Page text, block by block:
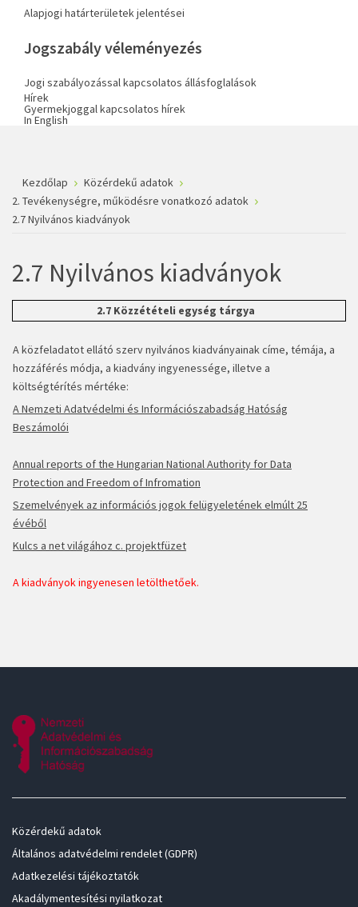
Alapjogi határterületek jelentései
Jogszabály véleményezés
Jogi szabályozással kapcsolatos állásfoglalások
Hírek
Gyermekjoggal kapcsolatos hírek
In English
Kezdőlap
Közérdekű adatok
2. Tevékenységre, működésre vonatkozó adatok
2.7 Nyilvános kiadványok
2.7 Nyilvános kiadványok
2.7 Közzétételi egység tárgya
A közfeladatot ellátó szerv nyilvános kiadványainak címe, témája, a
hozzáférés módja, a kiadvány ingyenessége, illetve a
költségtérítés mértéke:
A Nemzeti Adatvédelmi és Információszabadság Hatóság
Beszámolói
Annual reports of the Hungarian National Authority for Data
Protection and Freedom of Infromation
Szemelvények az információs jogok felügyeletének elmúlt 25
évéből
Kulcs a net világához c. projektfüzet
A kiadványok ingyenesen letölthetőek.
Közérdekű adatok
Általános adatvédelmi rendelet (GDPR)
Adatkezelési tájékoztatók
Akadálymentesítési nyilatkozat